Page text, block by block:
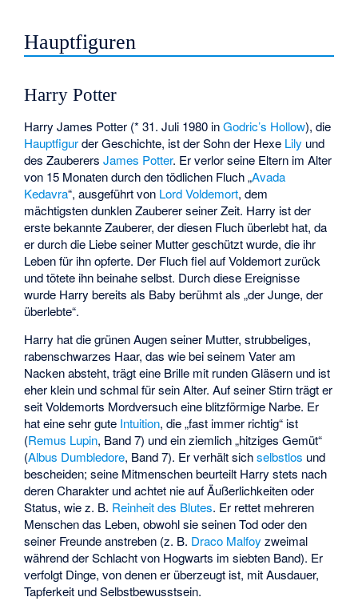
Hauptfiguren
Harry Potter
Harry James Potter (* 31. Juli 1980 inGodric’s Hollow), die
Hauptfigurder Geschichte, ist der Sohn der Hexe Lily und
des ZauberersJames Potter. Er verlor seine Eltern im Alter
von 15 Monaten durch den tödlichen Fluch „Avada
Kedavra“, ausgeführt von Lord Voldemort, dem
mächtigsten dunklen Zauberer seiner Zeit. Harry ist der
erste bekannte Zauberer, der diesen Fluch überlebt hat, da
er durch die Liebe seiner Mutter geschützt wurde, die ihr
Leben für ihn opferte. Der Fluch fiel auf Voldemort zurück
und tötete ihn beinahe selbst. Durch diese Ereignisse
wurde Harry bereits als Baby berühmt als „der Junge, der
überlebte“.
Harry hat die grünen Augen seiner Mutter, strubbeliges,
rabenschwarzes Haar, das wie bei seinem Vater am
Nacken absteht, trägt eine Brille mit runden Gläsern und ist
eher klein und schmal für sein Alter. Auf seiner Stirn trägt er
seit Voldemorts Mordversuch eine blitzförmige Narbe. Er
hat eine sehr gute Intuition, die „fast immer richtig“ ist
(Remus Lupin, Band 7) und ein ziemlich „hitziges Gemüt“
(Albus Dumbledore, Band 7). Er verhält sichselbstlos und
bescheiden; seine Mitmenschen beurteilt Harry stets nach
deren Charakter und achtet nie auf Äußerlichkeiten oder
Status, wie z. B. Reinheit des Blutes. Er rettet mehreren
Menschen das Leben, obwohl sie seinen Tod oder den
seiner Freunde anstreben (z. B. Draco Malfoy zweimal
während der Schlacht von Hogwarts im siebten Band). Er
verfolgt Dinge, von denen er überzeugt ist, mit Ausdauer,
Tapferkeit und Selbstbewusstsein.